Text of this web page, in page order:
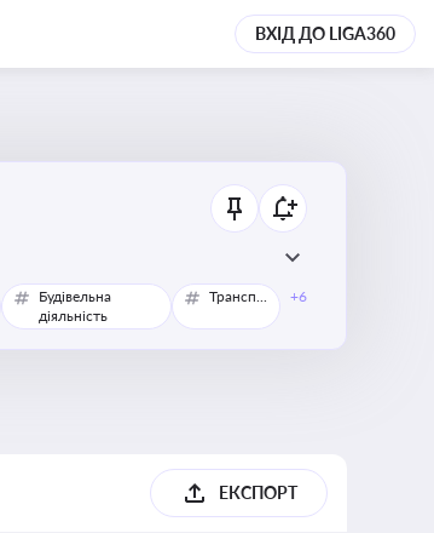
ВХІД ДО LIGA360
Будівельна
діяльність
Транспорт +6
ЕКСПОРТ